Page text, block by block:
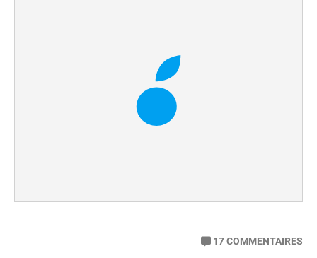
17COMMENTAIRES